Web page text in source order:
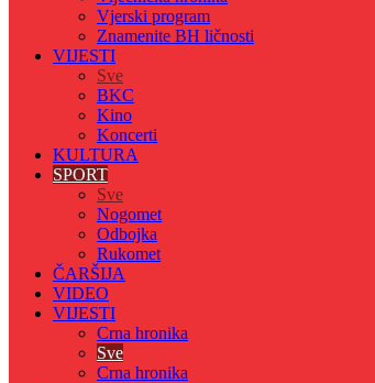
Vjerski program
Znamenite BH ličnosti
VIJESTI
Sve
BKC
Kino
Koncerti
KULTURA
SPORT
Sve
Nogomet
Odbojka
Rukomet
ČARŠIJA
VIDEO
VIJESTI
Crna hronika
Sve
Crna hronika